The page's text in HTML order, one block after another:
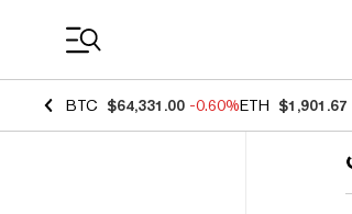
BTC $64,331.00 -0.60%ETH $1,901.67